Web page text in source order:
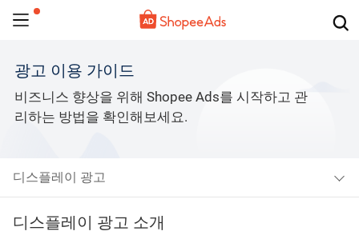
광고 이용 가이드
비즈니스 향상을 위해 Shopee Ads를 시작하고 관
리하는 방법을 확인해보세요.
디스플레이 광고
디스플레이 광고 소개